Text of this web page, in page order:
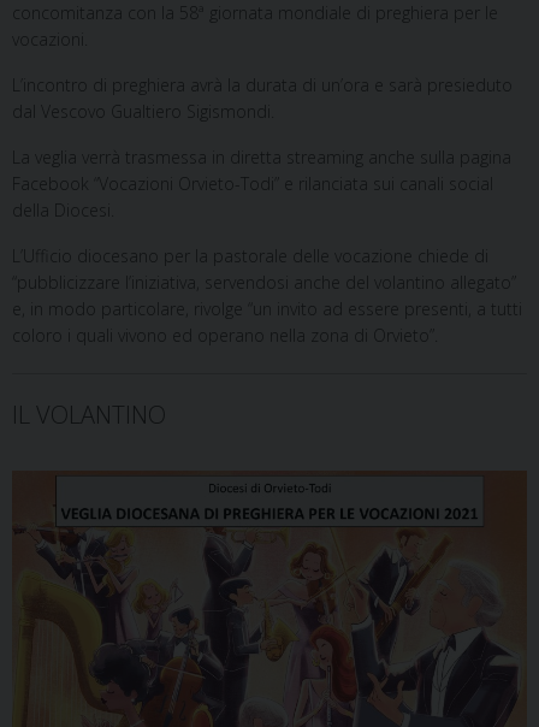
concomitanza con la 58ª giornata mondiale di preghiera per le
vocazioni.
L’incontro di preghiera avrà la durata di un’ora e sarà presieduto
dal Vescovo Gualtiero Sigismondi.
La veglia verrà trasmessa in diretta streaming anche sulla pagina
Facebook “Vocazioni Orvieto-Todi” e rilanciata sui canali social
della Diocesi.
L’Ufficio diocesano per la pastorale delle vocazione chiede di
“pubblicizzare l’iniziativa, servendosi anche del volantino allegato”
e, in modo particolare, rivolge “un invito ad essere presenti, a tutti
coloro i quali vivono ed operano nella zona di Orvieto”.
IL VOLANTINO